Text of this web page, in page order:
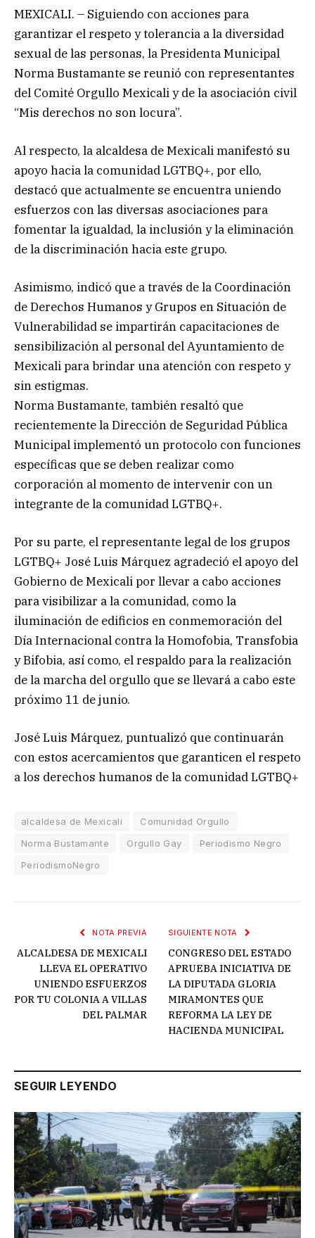
MEXICALI. – Siguiendo con acciones para
garantizar el respeto y tolerancia a la diversidad
sexual de las personas, la Presidenta Municipal
Norma Bustamante se reunió con representantes
del Comité Orgullo Mexicali y de la asociación civil
“Mis derechos no son locura”.
Al respecto, la alcaldesa de Mexicali manifestó su
apoyo hacia la comunidad LGTBQ+, por ello,
destacó que actualmente se encuentra uniendo
esfuerzos con las diversas asociaciones para
fomentar la igualdad, la inclusión y la eliminación
de la discriminación hacia este grupo.
Asimismo, indicó que a través de la Coordinación
de Derechos Humanos y Grupos en Situación de
Vulnerabilidad se impartirán capacitaciones de
sensibilización al personal del Ayuntamiento de
Mexicali para brindar una atención con respeto y
sin estigmas.
Norma Bustamante, también resaltó que
recientemente la Dirección de Seguridad Pública
Municipal implementó un protocolo con funciones
específicas que se deben realizar como
corporación al momento de intervenir con un
integrante de la comunidad LGTBQ+.
Por su parte, el representante legal de los grupos
LGTBQ+ José Luis Márquez agradeció el apoyo del
Gobierno de Mexicali por llevar a cabo acciones
para visibilizar a la comunidad, como la
iluminación de edificios en conmemoración del
Día Internacional contra la Homofobia, Transfobia
y Bifobia, así como, el respaldo para la realización
de la marcha del orgullo que se llevará a cabo este
próximo 11 de junio.
José Luis Márquez, puntualizó que continuarán
con estos acercamientos que garanticen el respeto
a los derechos humanos de la comunidad LGTBQ+
alcaldesa de Mexicali
Comunidad Orgullo
Norma Bustamante
Orgullo Gay
Periodismo Negro
PeriodismoNegro
NOTA PREVIA
ALCALDESA DE MEXICALI
LLEVA EL OPERATIVO
UNIENDO ESFUERZOS
POR TU COLONIA A VILLAS
DEL PALMAR
SIGUIENTE NOTA
CONGRESO DEL ESTADO
APRUEBA INICIATIVA DE
LA DIPUTADA GLORIA
MIRAMONTES QUE
REFORMA LA LEY DE
HACIENDA MUNICIPAL
SEGUIR LEYENDO